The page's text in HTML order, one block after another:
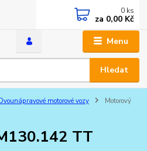
Menu
Hledat
0 ks
za 0,00 Kč
motorové vozy
Motorový
TT